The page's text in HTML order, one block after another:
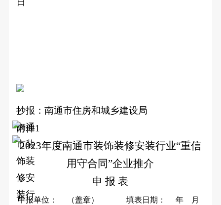
抄报： 南通市住房和城乡建设局
南通
市装
饰装
修安
装行
附件1
2023年度南通市装饰装修安装行业“重信
用守合同”企业推介
申 报 表
申报单位： （盖章） 填表日期： 年 月